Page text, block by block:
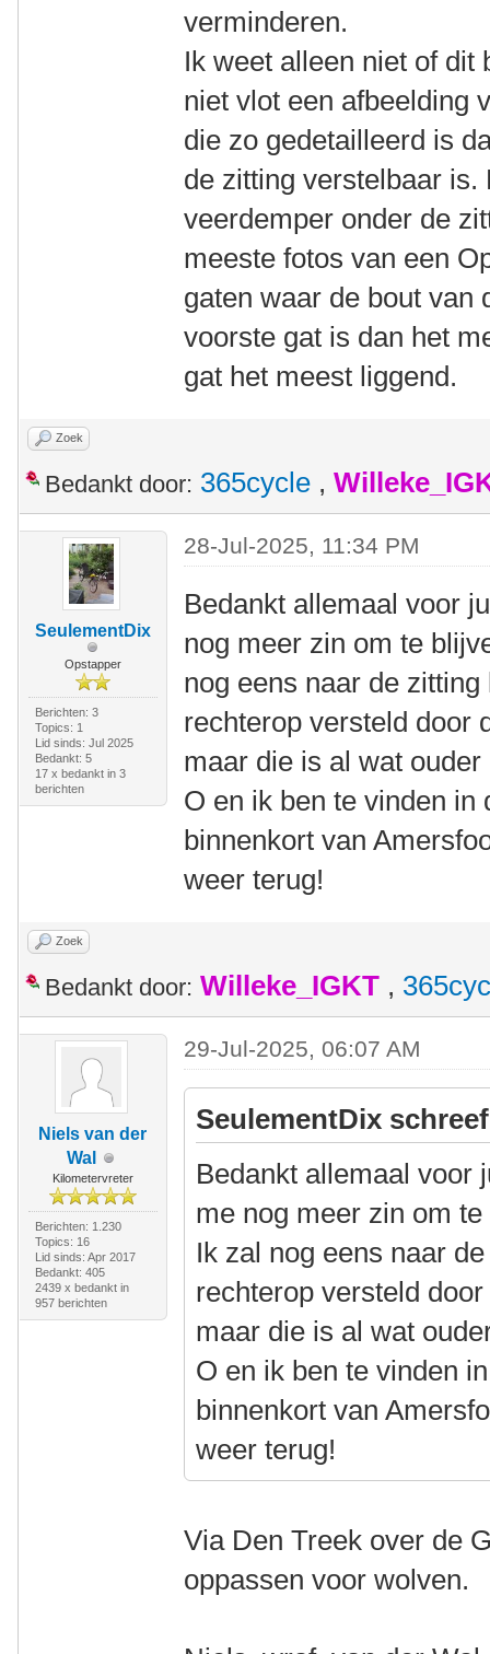
verminderen.
Ik weet alleen niet of dit
niet vlot een afbeelding
die zo gedetailleerd is
de zitting verstelbaar
veerdemper onder de
meeste fotos van een
gaten waar de bout van
voorste gat is dan het
gat het meest liggend.
Zoek
Bedankt door: 365cycle ,
SeulementDix
Opstapper
Berichten: 3
Topics: 1
Lid sinds: Jul 2025
Bedankt: 5
17 x bedankt in 3
berichten
28-Jul-2025, 11:34 PM
Bedankt allemaal voor
nog meer zin om te
nog eens naar de
rechterop versteld door
maar die is al wat
O en ik ben te vinden in
binnenkort van
weer terug!
Zoek
Bedankt door: Willeke_IGKT ,
Niels van der
Wal
Kilometervreter
Berichten: 1.230
Topics: 16
Lid sinds: Apr 2017
Bedankt: 405
2439 x bedankt in
957 berichten
29-Jul-2025, 06:07 AM
SeulementDix
Bedankt allemaal voor
me nog meer zin om
Ik zal nog eens naar
rechterop versteld
maar die is al wat
O en ik ben te vinden
binnenkort van
weer terug!
Via Den Treek over de
oppassen voor wolven.